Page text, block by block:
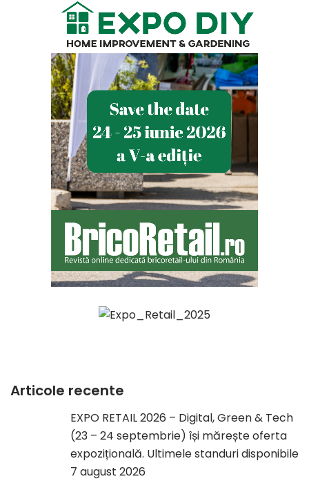
Articole recente
EXPO RETAIL 2026 – Digital, Green & Tech
(23 – 24 septembrie) își mărește oferta
expozițională. Ultimele standuri disponibile
7 august 2026